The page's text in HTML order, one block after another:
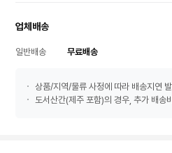
업체배송
일반배송 무료배송
상품/지역/물류 사정에 따라 배송지연
도서산간(제주 포함)의 경우, 추가 배송